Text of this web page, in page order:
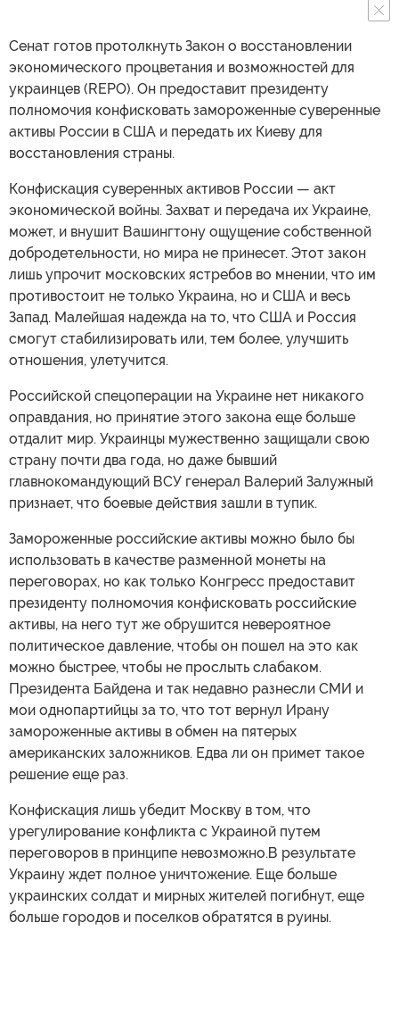
Сенат готов протолкнуть Закон о восстановлении
экономического процветания и возможностей для
украинцев (REPO). Он предоставит президенту
полномочия конфисковать замороженные суверенные
активы России в США и передать их Киеву для
восстановления страны.
Конфискация суверенных активов России — акт
экономической войны. Захват и передача их Украине,
может, и внушит Вашингтону ощущение собственной
добродетельности, но мира не принесет. Этот закон
лишь упрочит московских ястребов во мнении, что им
противостоит не только Украина, но и США и весь
Запад. Малейшая надежда на то, что США и Россия
смогут стабилизировать или, тем более, улучшить
отношения, улетучится.
Российской спецоперации на Украине нет никакого
оправдания, но принятие этого закона еще больше
отдалит мир. Украинцы мужественно защищали свою
страну почти два года, но даже бывший
главнокомандующий ВСУ генерал Валерий Залужный
признает, что боевые действия зашли в тупик.
Замороженные российские активы можно было бы
использовать в качестве разменной монеты на
переговорах, но как только Конгресс предоставит
президенту полномочия конфисковать российские
активы, на него тут же обрушится невероятное
политическое давление, чтобы он пошел на это как
можно быстрее, чтобы не прослыть слабаком.
Президента Байдена и так недавно разнесли СМИ и
мои однопартийцы за то, что тот вернул Ирану
замороженные активы в обмен на пятерых
американских заложников. Едва ли он примет такое
решение еще раз.
Конфискация лишь убедит Москву в том, что
урегулирование конфликта с Украиной путем
переговоров в принципе невозможно.В результате
Украину ждет полное уничтожение. Еще больше
украинских солдат и мирных жителей погибнут, еще
больше городов и поселков обратятся в руины.